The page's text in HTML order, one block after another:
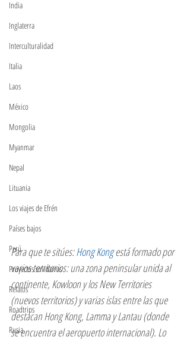
India
Inglaterra
Interculturalidad
Italia
Laos
México
Mongolia
Myanmar
Nepal
Lituania
Los viajes de Efrén
Países bajos
Perú
Proyectos solidarios
Relatos
Roadtrips
Rusia
Para que te sitúes: Hong Kong está formado por
varios territorios: una zona peninsular unida al
continente, Kowloon y los New Territories
(nuevos territorios) y varias islas entre las que
destacan Hong Kong, Lamma y Lantau (donde
se encuentra el aeropuerto internacional). Lo